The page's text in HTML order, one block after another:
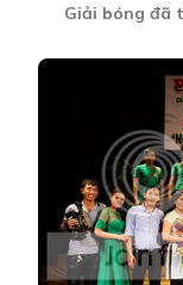
Giải bóng đã